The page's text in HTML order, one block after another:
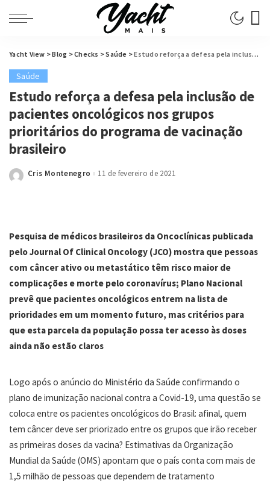
Yacht View >Blog >Checks >Saúde >Estudo reforça a defesa pela inclusão de pacientes oncológicos nos grupos prioritários do programa de vacinação brasileiro
Saúde
Estudo reforça a defesa pela inclusão de
pacientes oncológicos nos grupos
prioritários do programa de vacinação
brasileiro
Posted
Cris Montenegro 11 de fevereiro de 2021
Pesquisa de médicos brasileiros da Oncoclínicas publicada
pelo Journal Of Clinical Oncology (JCO) mostra que pessoas
com câncer ativo ou metastático têm risco maior de
complicações e morte pelo coronavírus; Plano Nacional
prevê que pacientes oncológicos entrem na lista de
prioridades em um momento futuro, mas critérios para
que esta parcela da população possa ter acesso às doses
ainda não estão claros
Logo após o anúncio do Ministério da Saúde confirmando o
plano de imunização nacional contra a Covid-19, uma questão se
coloca entre os pacientes oncológicos do Brasil: afinal, quem
tem câncer deve ser priorizado entre os grupos que irão receber
as primeiras doses da vacina? Estimativas da Organização
Mundial da Saúde (OMS) apontam que o país conta com mais de
1,5 milhão de pessoas que dependem de tratamento